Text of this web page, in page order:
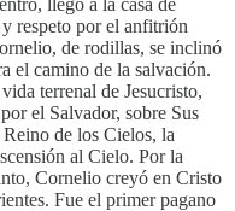
respeto por el anfitrión
de rodillas, se inclinó
el camino de la salvación.
terrenal de Jesucristo,
el Salvador, sobre Sus
de los Cielos, la
al Cielo. Por la
Cornelio creyó en Cristo
Fue el primer pagano